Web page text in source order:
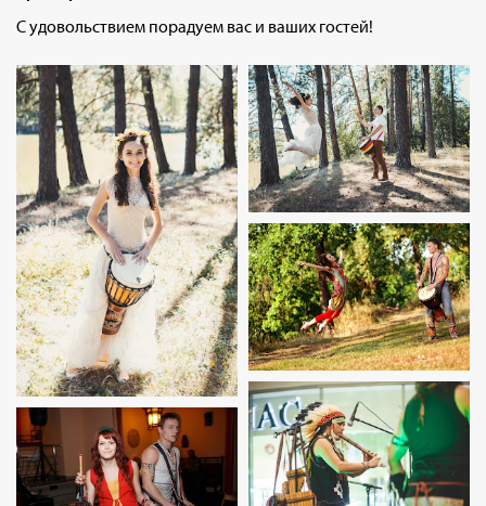
C удовольствием порадуем вас и ваших гостей!